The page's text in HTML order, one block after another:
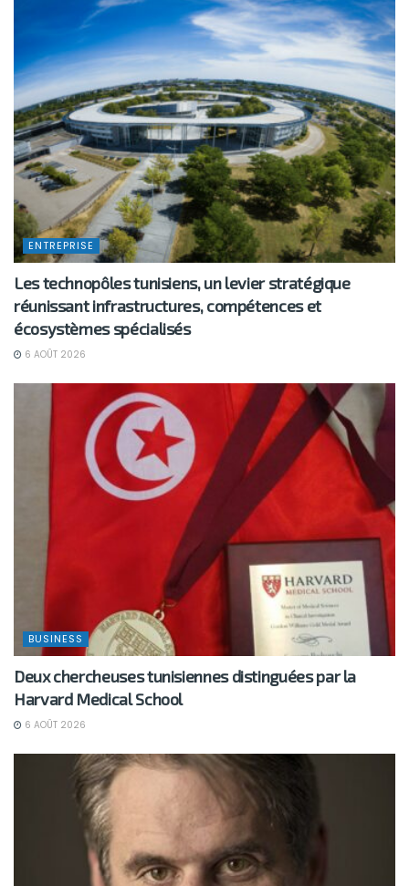
ENTREPRISE
Les technopôles tunisiens, un levier stratégique
réunissant infrastructures, compétences et
écosystèmes spécialisés
6 AOÛT 2026
BUSINESS
Deux chercheuses tunisiennes distinguées par la
Harvard Medical School
6 AOÛT 2026